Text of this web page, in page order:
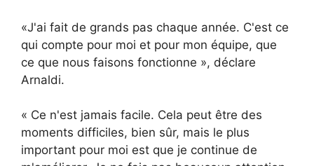
«J'ai fait de grands pas chaque année. C'est ce
qui compte pour moi et pour mon équipe, que
ce que nous faisons fonctionne », déclare
Arnaldi.
« Ce n'est jamais facile. Cela peut être des
moments difficiles, bien sûr, mais le plus
important pour moi est que je continue de